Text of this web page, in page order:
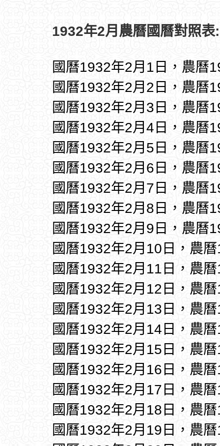
1932年2月農曆國曆對照表:
國曆1932年2月1日，農曆
國曆1932年2月2日，農曆
國曆1932年2月3日，農曆
國曆1932年2月4日，農曆
國曆1932年2月5日，農曆
國曆1932年2月6日，農曆
國曆1932年2月7日，農曆
國曆1932年2月8日，農曆
國曆1932年2月9日，農曆
國曆1932年2月10日，農
國曆1932年2月11日，農
國曆1932年2月12日，農
國曆1932年2月13日，農
國曆1932年2月14日，農
國曆1932年2月15日，農
國曆1932年2月16日，農
國曆1932年2月17日，農
國曆1932年2月18日，農
國曆1932年2月19日，農